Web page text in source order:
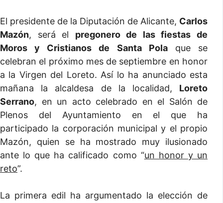
El presidente de la Diputación de Alicante, Carlos
Mazón, será el pregonero de las fiestas de
Moros y Cristianos de Santa Polaque se
celebran el próximo mes de septiembre en honor
a la Virgen del Loreto. Así lo ha anunciado esta
mañana la alcaldesa de la localidad, Loreto
Serrano, en un acto celebrado en el Salón de
Plenos del Ayuntamiento en el que ha
participado la corporación municipal y el propio
Mazón, quien se ha mostrado muy ilusionado
ante lo que ha calificado como “un honor y un
reto”.
La primera edil ha argumentado la elección de